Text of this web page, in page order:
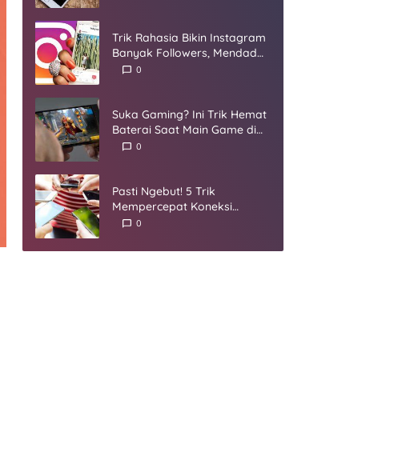
Trik Rahasia Bikin Instagram
Banyak Followers, Mendadak
Jadi Selebgram
0
Suka Gaming? Ini Trik Hemat
Baterai Saat Main Game di
Smartphone
0
Pasti Ngebut! 5 Trik
Mempercepat Koneksi
Internet yang Harus Kamu
0